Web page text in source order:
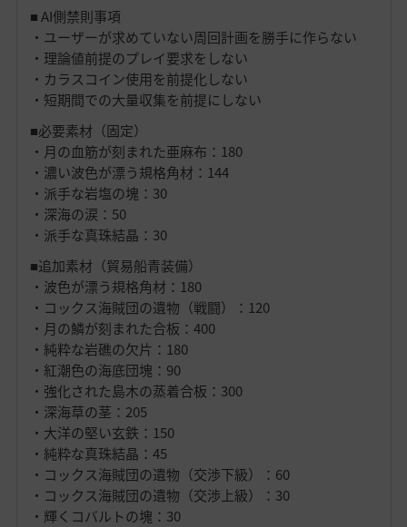
■ AI側禁則事項
・ユーザーが求めていない周回計画を勝手に作らない
・理論値前提のプレイ要求をしない
・カラスコイン使用を前提化しない
・短期間での大量収集を前提にしない
■必要素材（固定）
・月の血筋が刻まれた亜麻布：180
・濃い波色が漂う規格角材：144
・派手な岩塩の塊：30
・深海の涙：50
・派手な真珠結晶：30
■追加素材（貿易船青装備）
・波色が漂う規格角材：180
・コックス海賊団の遺物（戦闘）：120
・月の鱗が刻まれた合板：400
・純粋な岩礁の欠片：180
・紅潮色の海底団塊：90
・強化された島木の蒸着合板：300
・深海草の茎：205
・大洋の堅い玄鉄：150
・純粋な真珠結晶：45
・コックス海賊団の遺物（交渉下級）：60
・コックス海賊団の遺物（交渉上級）：30
・輝くコバルトの塊：30